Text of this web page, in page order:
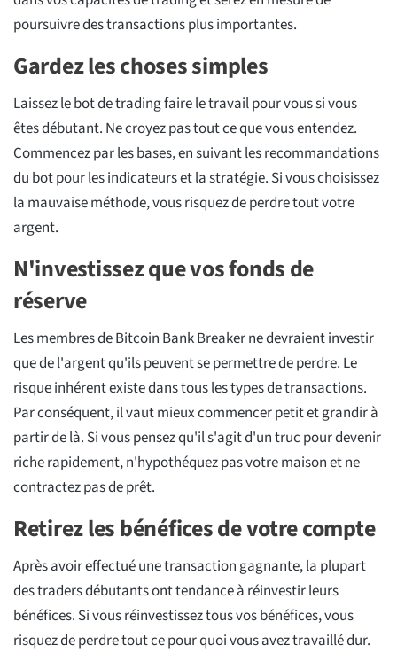
poursuivre des transactions plus importantes.
Gardez les choses simples
Laissez le bot de trading faire le travail pour vous si vous
êtes débutant. Ne croyez pas tout ce que vous entendez.
Commencez par les bases, en suivant les recommandations
du bot pour les indicateurs et la stratégie. Si vous choisissez
la mauvaise méthode, vous risquez de perdre tout votre
argent.
N'investissez que vos fonds de
réserve
Les membres de Bitcoin Bank Breaker ne devraient investir
que de l'argent qu'ils peuvent se permettre de perdre. Le
risque inhérent existe dans tous les types de transactions.
Par conséquent, il vaut mieux commencer petit et grandir à
partir de là. Si vous pensez qu'il s'agit d'un truc pour devenir
riche rapidement, n'hypothéquez pas votre maison et ne
contractez pas de prêt.
Retirez les bénéfices de votre compte
Après avoir effectué une transaction gagnante, la plupart
des traders débutants ont tendance à réinvestir leurs
bénéfices. Si vous réinvestissez tous vos bénéfices, vous
risquez de perdre tout ce pour quoi vous avez travaillé dur.